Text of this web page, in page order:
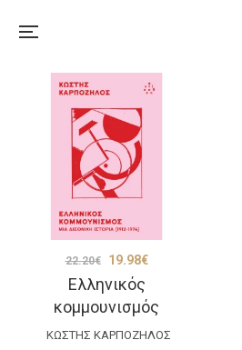
Ελληνικός
κομμουνισμός
22.20€
Original
price
was:
22.20€.
19.98€Η
τιμή
είναι:
ΚΩΣΤΉΣ ΚΑΡΠΌΖΗΛΟΣ